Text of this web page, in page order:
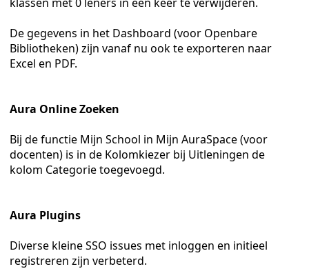
De gegevens in het Dashboard (voor Openbare
Bibliotheken) zijn vanaf nu ook te exporteren naar
Excel en PDF.
Aura Online Zoeken
Bij de functie Mijn School in Mijn AuraSpace (voor
docenten) is in de Kolomkiezer bij Uitleningen de
kolom Categorie toegevoegd.
Aura Plugins
Diverse kleine SSO issues met inloggen en initieel
registreren zijn verbeterd.